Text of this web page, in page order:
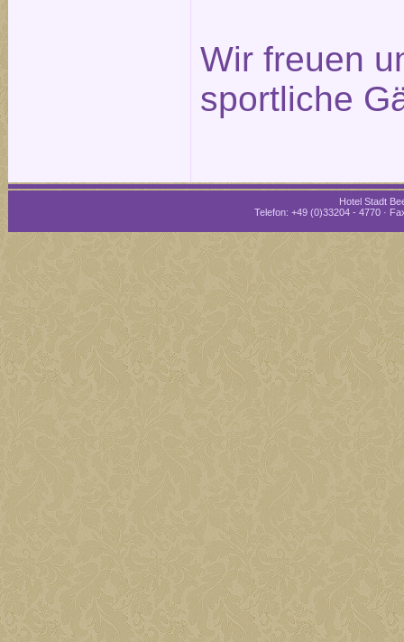
Wir freuen
sportliche
Hotel Stadt
Telefon: +49 (0)33204 - 4770 ·